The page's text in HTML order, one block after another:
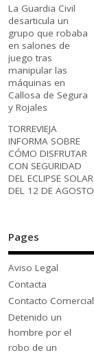
La Guardia Civil
desarticula un
grupo que robaba
en salones de
juego tras
manipular las
máquinas en
Callosa de Segura
y Rojales
TORREVIEJA
INFORMA SOBRE
CÓMO DISFRUTAR
CON SEGURIDAD
DEL ECLIPSE SOLAR
DEL 12 DE AGOSTO
Pages
Aviso Legal
Contacta
Contacto Comercial
Detenido un
hombre por el
robo de un